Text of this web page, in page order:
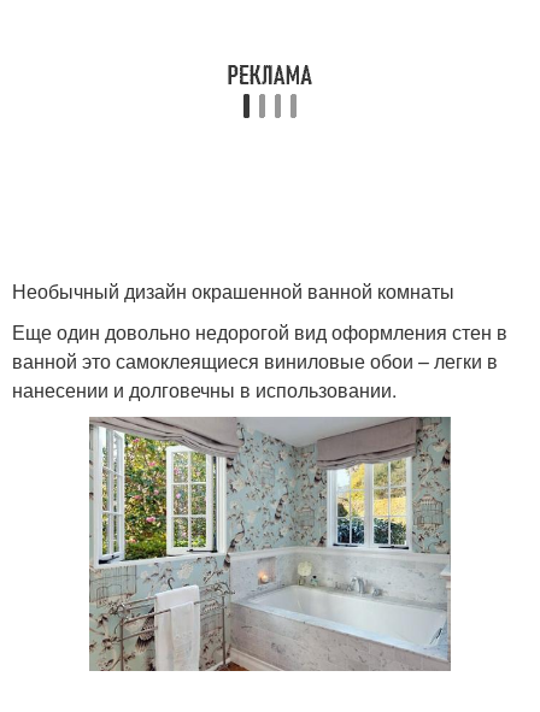
Необычный дизайн окрашенной ванной комнаты
Еще один довольно недорогой вид оформления стен в
ванной это самоклеящиеся виниловые обои – легки в
нанесении и долговечны в использовании.